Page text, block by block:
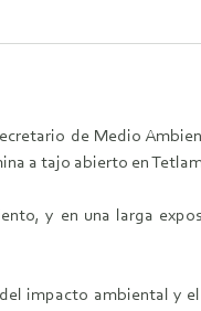
de Medio
a tajo abierto en
y en una larga
impacto ambiental y